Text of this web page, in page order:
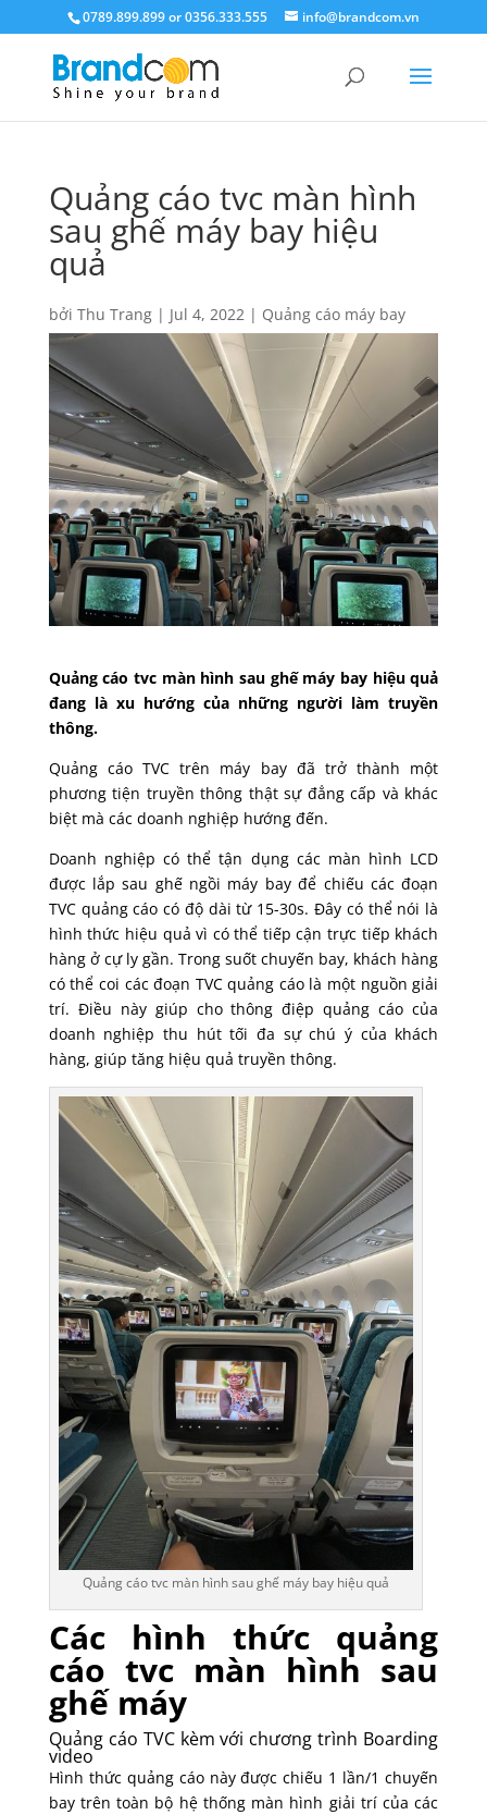
0789.899.899 or 0356.333.555 info@brandcom.vn
Quảng cáo tvc màn hình
sau ghế máy bay hiệu
quả
bởi Thu Trang| Jul 4, 2022| Quảng cáo máy bay
Quảng cáo tvc màn hình sau ghế máy bay hiệu quả
đang là xu hướng của những người làm truyền
thông.
Quảng cáo TVC trên máy bay đã trở thành một
phương tiện truyền thông thật sự đẳng cấp và khác
biệt mà các doanh nghiệp hướng đến.
Doanh nghiệp có thể tận dụng các màn hình LCD
được lắp sau ghế ngồi máy bay để chiếu các đoạn
TVC quảng cáo có độ dài từ 15-30s. Đây có thể nói là
hình thức hiệu quả vì có thể tiếp cận trực tiếp khách
hàng ở cự ly gần. Trong suốt chuyến bay, khách hàng
có thể coi các đoạn TVC quảng cáo là một nguồn giải
trí. Điều này giúp cho thông điệp quảng cáo của
doanh nghiệp thu hút tối đa sự chú ý của khách
hàng, giúp tăng hiệu quả truyền thông.
Quảng cáo tvc màn hình sau ghế máy bay hiệu quả
Các hình thức quảng
cáo tvc màn hình sau
ghế máy
Quảng cáo TVC kèm với chương trình Boarding
video
Hình thức quảng cáo này được chiếu 1 lần/1 chuyến
bay trên toàn bộ hệ thống màn hình giải trí của các